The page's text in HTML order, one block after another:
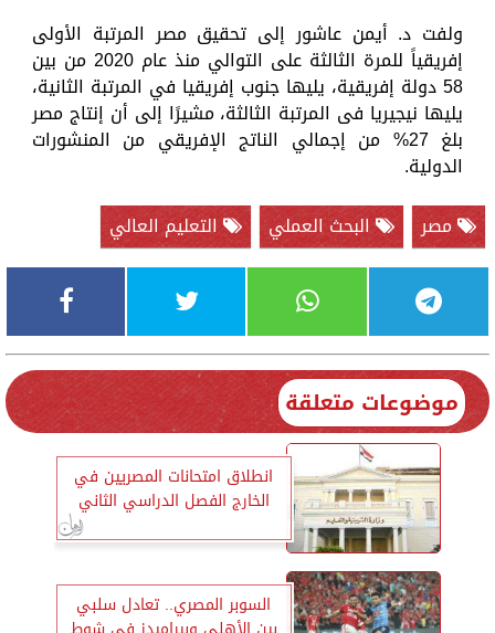
ولفت د. أيمن عاشور إلى تحقيق مصر المرتبة الأولى
إفريقياً للمرة الثالثة على التوالي منذ عام 2020 من بين
58 دولة إفريقية، يليها جنوب إفريقيا في المرتبة الثانية،
يليها نيجيريا فى المرتبة الثالثة، مشيرًا إلى أن إنتاج مصر
بلغ 27% من إجمالي الناتج الإفريقي من المنشورات
الدولية.
مصر
البحث العملي التعليم العالي
موضوعات متعلقة
انطلاق امتحانات المصريين في
الخارج الفصل الدراسي الثاني
السوبر المصري.. تعادل سلبي